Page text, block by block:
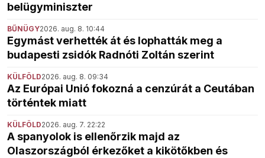
belügyminiszter
BŰNÜGY2026. aug. 8. 10:44
Egymást verhették át és lophatták meg a
budapesti zsidók Radnóti Zoltán szerint
KÜLFÖLD2026. aug. 8. 09:34
Az Európai Unió fokozná a cenzúrát a Ceutában
történtek miatt
KÜLFÖLD2026. aug. 7. 22:22
A spanyolok is ellenőrzik majd az
Olaszországból érkezőket a kikötőkben és